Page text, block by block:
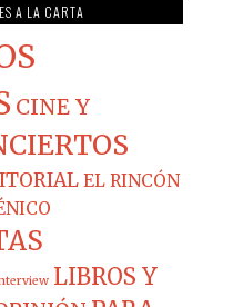
A LA CARTA
CINE Y
EL RINCÓN
LIBROS Y